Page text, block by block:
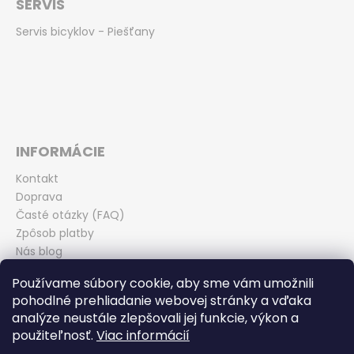
Používame súbory cookie, aby sme vám umožnili
pohodlné prehliadanie webovej stránky a vďaka
analýze neustále zlepšovali jej funkcie, výkon a
použiteľnosť. Viac informácií
SERVIS
Servis bicyklov - Piešťany
INFORMÁCIE
Kontakt
Doprava
Časté otázky (FAQ)
Zpôsob platby
Nás blog
Zásady ochrany osobných údajov
Odstúpenie od kúpnej zmluvy